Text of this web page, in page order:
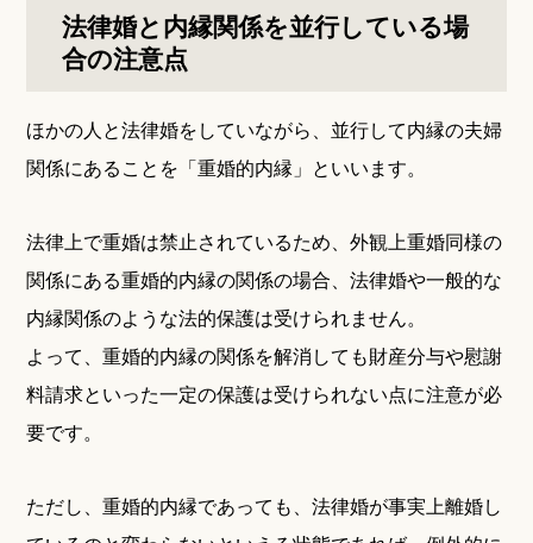
法律婚と内縁関係を並行している場
合の注意点
ほかの人と法律婚をしていながら、並行して内縁の夫婦
関係にあることを「重婚的内縁」といいます。
法律上で重婚は禁止されているため、外観上重婚同様の
関係にある重婚的内縁の関係の場合、法律婚や一般的な
内縁関係のような法的保護は受けられません。
よって、重婚的内縁の関係を解消しても財産分与や慰謝
料請求といった一定の保護は受けられない点に注意が必
要です。
ただし、重婚的内縁であっても、法律婚が事実上離婚し